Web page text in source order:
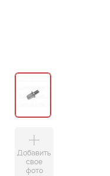
Добавить
свое
фото